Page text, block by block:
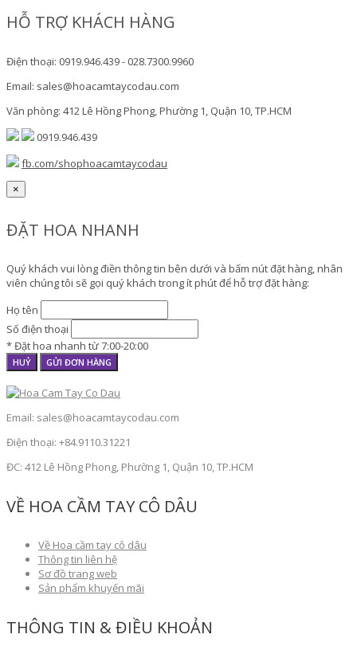
HỖ TRỢ KHÁCH HÀNG
Điện thoại: 0919.946.439 - 028.7300.9960
Email: sales@hoacamtaycodau.com
Văn phòng: 412 Lê Hồng Phong, Phường 1, Quận 10, TP.HCM
0919.946.439
fb.com/shophoacamtaycodau
×
ĐẶT HOA NHANH
Quý khách vui lòng điền thông tin bên dưới và bấm nút đặt hàng, nhân
viên chúng tôi sẽ gọi quý khách trong ít phút để hỗ trợ đặt hàng:
Họ tên
Số điện thoại
* Đặt hoa nhanh từ 7:00-20:00
HUỶ GỬI ĐƠN HÀNG
Email: sales@hoacamtaycodau.com
Điện thoại: +84.9110.31221
ĐC: 412 Lê Hồng Phong, Phường 1, Quận 10, TP.HCM
VỀ HOA CẦM TAY CÔ DÂU
Về Hoa cầm tay cô dâu
Thông tin liên hệ
Sơ đồ trang web
Sản phẩm khuyến mãi
THÔNG TIN & ĐIỀU KHOẢN